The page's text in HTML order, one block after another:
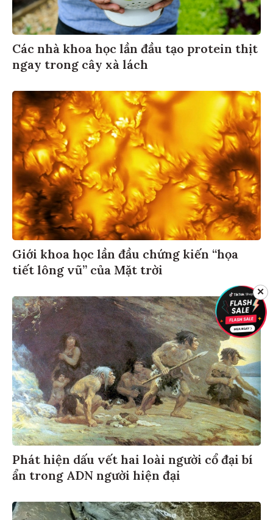
Các nhà khoa học lần đầu tạo protein thịt
ngay trong cây xà lách
Giới khoa học lần đầu chứng kiến “họa
tiết lông vũ” của Mặt trời
Phát hiện dấu vết hai loài người cổ đại bí
ẩn trong ADN người hiện đại
✕